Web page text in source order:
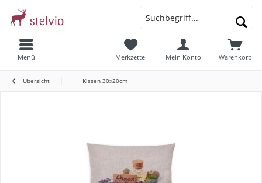
Menü Warenkorb
Merkzettel Mein Konto
Übersicht Kissen 30x20cm